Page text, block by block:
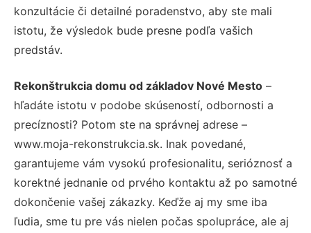
konzultácie či detailné poradenstvo, aby ste mali
istotu, že výsledok bude presne podľa vašich
predstáv.
Rekonštrukcia domu od základov Nové Mesto –
hľadáte istotu v podobe skúseností, odbornosti a
precíznosti? Potom ste na správnej adrese –
www.moja-rekonstrukcia.sk. Inak povedané,
garantujeme vám vysokú profesionalitu, serióznosť a
korektné jednanie od prvého kontaktu až po samotné
dokončenie vašej zákazky. Keďže aj my sme iba
ľudia, sme tu pre vás nielen počas spolupráce, ale aj